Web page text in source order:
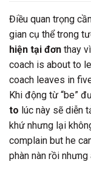
Điều quan trọng
gian cụ thể trong
hiện tại đơn thay vì
coach is about to
coach leaves in
Khi động từ “be”
to lúc này sẽ diễn
khứ nhưng lại
complain but he
phàn nàn rồi